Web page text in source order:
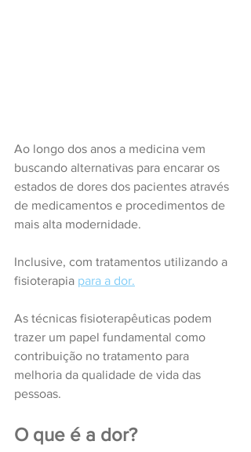
Ao longo dos anos a medicina vem
buscando alternativas para encarar os
estados de dores dos pacientes através
de medicamentos e procedimentos de
mais alta modernidade.
Inclusive, com tratamentos utilizando a
fisioterapia para a dor.
As técnicas fisioterapêuticas podem
trazer um papel fundamental como
contribuição no tratamento para
melhoria da qualidade de vida das
pessoas.
O que é a dor?